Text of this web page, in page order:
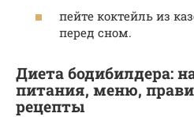
пейте коктейль из
перед сном.
Диета бодибилдера:
питания, меню,
рецепты